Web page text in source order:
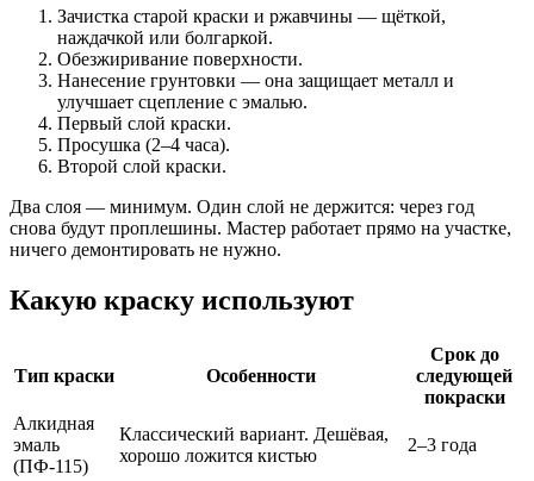
Зачистка старой краски и ржавчины — щёткой,
наждачкой или болгаркой.
Обезжиривание поверхности.
Нанесение грунтовки — она защищает металл и
улучшает сцепление с эмалью.
Первый слой краски.
Просушка (2–4 часа).
Второй слой краски.
Два слоя — минимум. Один слой не держится: через год
снова будут проплешины. Мастер работает прямо на участке,
ничего демонтировать не нужно.
Какую краску используют
Тип краски Особенности
Срок до
следующей
покраски
Алкидная
эмаль
(ПФ-115)
Классический вариант. Дешёвая,
хорошо ложится кистью
2–3 года